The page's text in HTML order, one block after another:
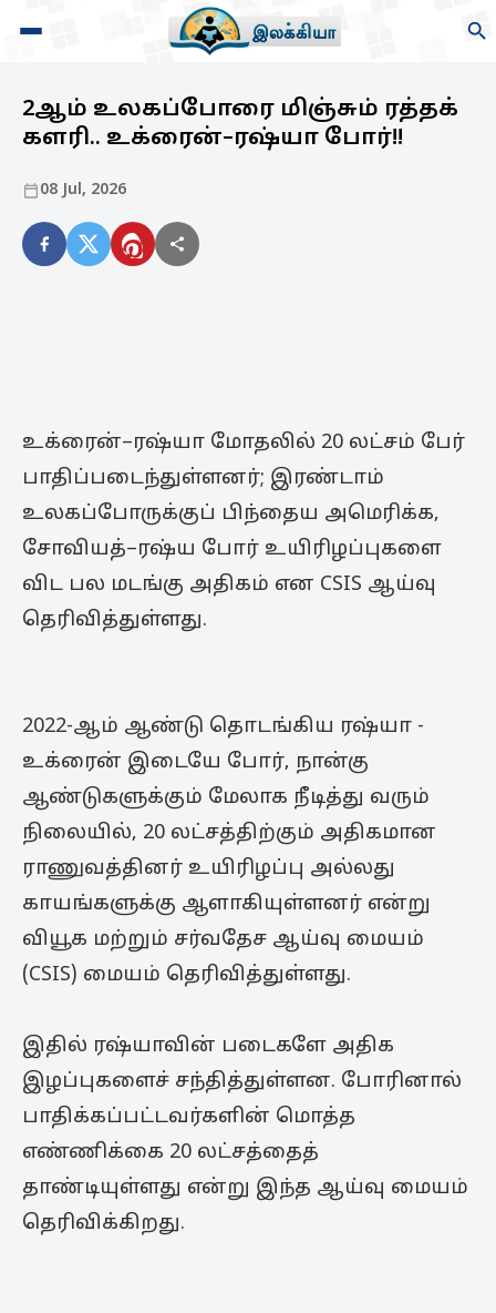
2ஆம் உலகப்போரை மிஞ்சும் ரத்தக்
களரி.. உக்ரைன்–ரஷ்யா போர்!!
08 Jul, 2026
உக்ரைன்–ரஷ்யா மோதலில் 20 லட்சம் பேர்
பாதிப்படைந்துள்ளனர்; இரண்டாம்
உலகப்போருக்குப் பிந்தைய அமெரிக்க,
சோவியத்–ரஷ்ய போர் உயிரிழப்புகளை
விட பல மடங்கு அதிகம் என CSIS ஆய்வு
தெரிவித்துள்ளது.
2022-ஆம் ஆண்டு தொடங்கிய ரஷ்யா -
உக்ரைன் இடையே போர், நான்கு
ஆண்டுகளுக்கும் மேலாக நீடித்து வரும்
நிலையில், 20 லட்சத்திற்கும் அதிகமான
ராணுவத்தினர் உயிரிழப்பு அல்லது
காயங்களுக்கு ஆளாகியுள்ளனர் என்று
வியூக மற்றும் சர்வதேச ஆய்வு மையம்
(CSIS) மையம் தெரிவித்துள்ளது.
இதில் ரஷ்யாவின் படைகளே அதிக
இழப்புகளைச் சந்தித்துள்ளன. போரினால்
பாதிக்கப்பட்டவர்களின் மொத்த
எண்ணிக்கை 20 லட்சத்தைத்
தாண்டியுள்ளது என்று இந்த ஆய்வு மையம்
தெரிவிக்கிறது.